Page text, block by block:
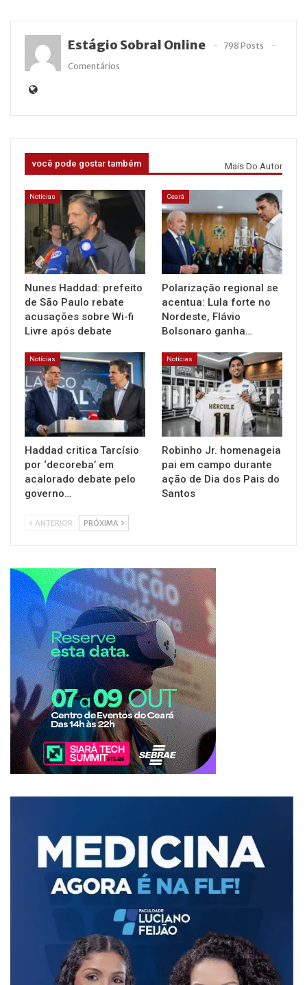
Estágio Sobral Online
798 Posts
Comentários
você pode gostar também Mais Do Autor
Notícias
Nunes Haddad: prefeito
de São Paulo rebate
acusações sobre Wi-fi
Livre após debate
Ceará
Polarização regional se
acentua: Lula forte no
Nordeste, Flávio
Bolsonaro ganha…
Notícias
Haddad critica Tarcísio
por ‘decoreba’ em
acalorado debate pelo
governo…
Notícias
Robinho Jr. homenageia
pai em campo durante
ação de Dia dos Pais do
Santos
ANTERIOR PRÓXIMA